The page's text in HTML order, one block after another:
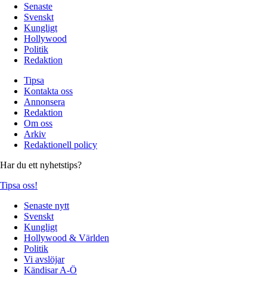
Senaste
Svenskt
Kungligt
Hollywood
Politik
Redaktion
Tipsa
Kontakta oss
Annonsera
Redaktion
Om oss
Arkiv
Redaktionell policy
Har du ett nyhetstips?
Tipsa oss!
Senaste nytt
Svenskt
Kungligt
Hollywood & Världen
Politik
Vi avslöjar
Kändisar A-Ö